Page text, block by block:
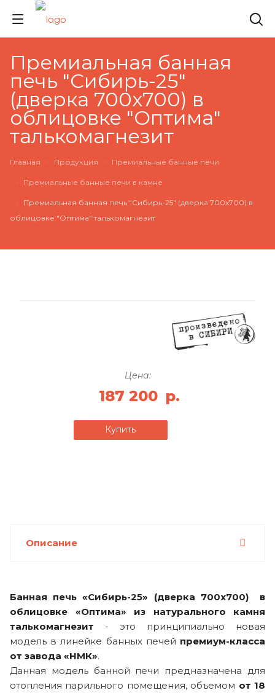
Премиальная банная
печь "Сибирь-25"
(дверка 700х700) в
облицовке "Оптима"
талькомагнезит
Главная Продукция Премиальные банные печи
Премиальные банные печи в камне
Премиальная банная печь "Сибирь-25" (дверка 700х700) в
облицовке "Оптима" талькомагнезит
Цена:
187 200 р.
Купить
Описание
Банная печь «Сибирь-25» (дверка 700х700)
в
облицовке «Оптима» из натурального камня
талькомагнезит - это принципиально новая
модель в линейке банных печей премиум-класса
от завода «НМК».
Данная модель банной печи предназначена для
отопления парильного помещения, объемом от 18